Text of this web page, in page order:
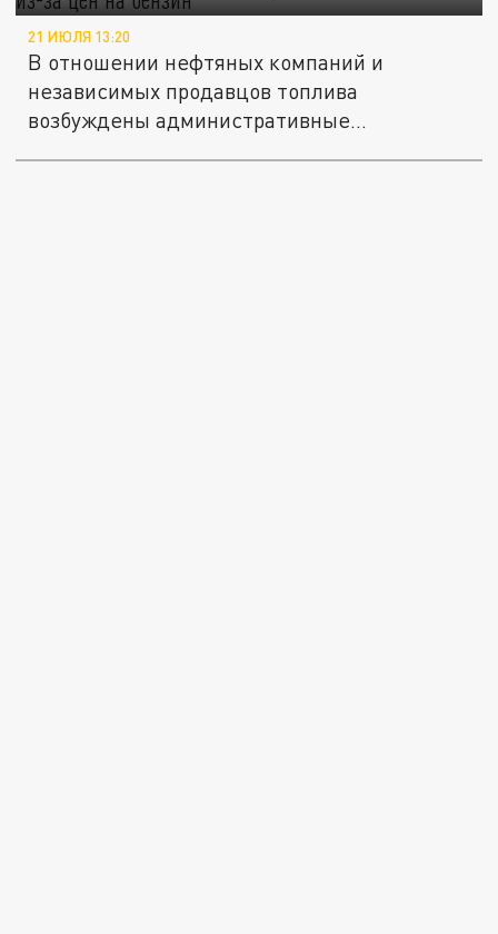
21 ИЮЛЯ 13:20
В отношении нефтяных компаний и
независимых продавцов топлива
возбуждены административные